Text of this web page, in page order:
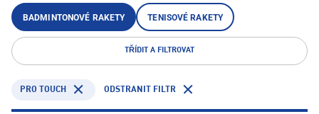
BADMINTONOVÉ RAKETY TENISOVÉ RAKETY
TŘÍDIT A FILTROVAT
PRO TOUCH ODSTRANIT FILTR